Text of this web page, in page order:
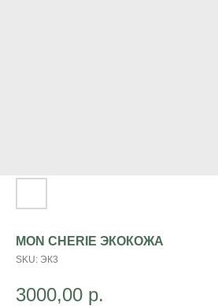
MON CHERIE ЭКОКОЖА
SKU: ЭК3
3000,00 р.